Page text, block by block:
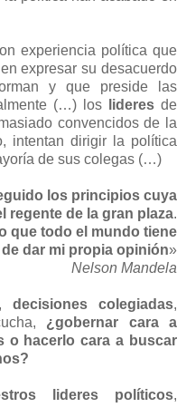
experiencia política que
expresar su desacuerdo
y que preside las
(…) los
lideres de
convencidos de la
intentan dirigir la política
de sus colegas (…)
los principios cuya
regente de la gran plaza.
que todo el mundo tiene
dar mi propia opinión»
Nelson Mandela
,decisiones colegiadas,
¿gobernar cara a
o hacerlo cara a buscar
lideres políticos,